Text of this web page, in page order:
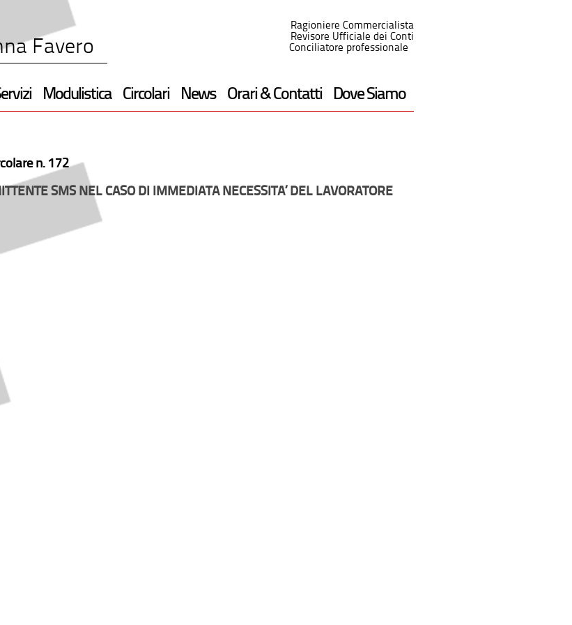
Favero
Ragioniere Commercialista
Revisore Ufficiale dei Conti
Conciliatore professionale
Modulistica Circolari News Orari & Contatti Dove Siamo
n. 172
SMS NEL CASO DI IMMEDIATA NECESSITA’ DEL LAVORATORE